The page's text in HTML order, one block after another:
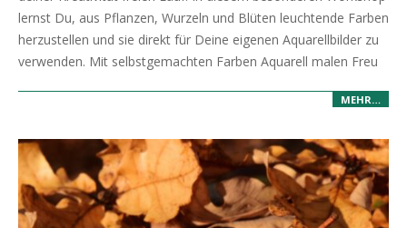
lernst Du, aus Pflanzen, Wurzeln und Blüten leuchtende Farben
herzustellen und sie direkt für Deine eigenen Aquarellbilder zu
verwenden. Mit selbstgemachten Farben Aquarell malen Freu
MEHR…